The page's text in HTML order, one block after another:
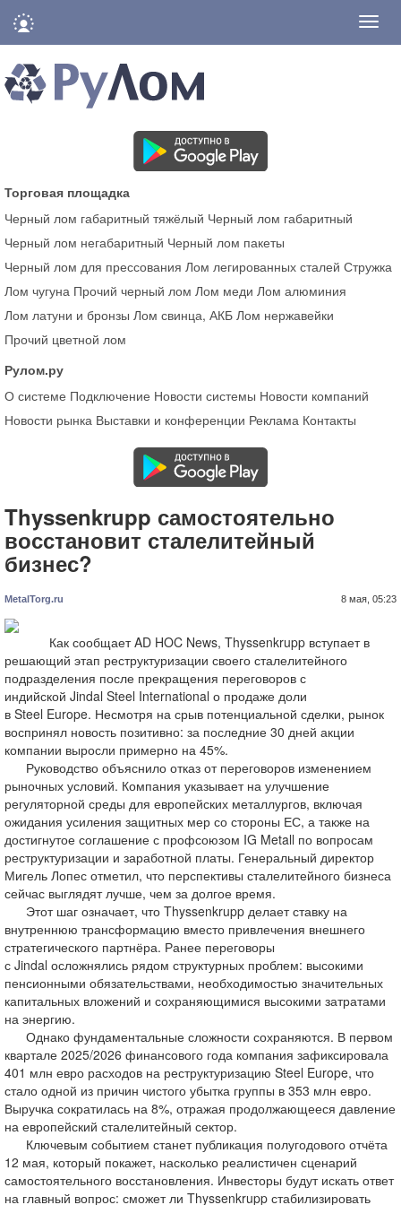
Торговая площадка
Черный лом габаритный тяжёлый Черный лом габаритный
Черный лом негабаритный Черный лом пакеты
Черный лом для прессования Лом легированных сталей Стружка
Лом чугуна Прочий черный лом Лом меди Лом алюминия
Лом латуни и бронзы Лом свинца, АКБ Лом нержавейки
Прочий цветной лом
Рулом.ру
О системе Подключение Новости системы Новости компаний
Новости рынка Выставки и конференции Реклама Контакты
Thyssenkrupp самостоятельно
восстановит сталелитейный
бизнес?
MetalTorg.ru 8 мая, 05:23
Как сообщает AD HOC News, Thyssenkrupp вступает в
решающий этап реструктуризации своего сталелитейного
подразделения после прекращения переговоров с
индийской Jindal Steel International о продаже доли
в Steel Europe. Несмотря на срыв потенциальной сделки, рынок
воспринял новость позитивно: за последние 30 дней акции
компании выросли примерно на 45%.
Руководство объяснило отказ от переговоров изменением
рыночных условий. Компания указывает на улучшение
регуляторной среды для европейских металлургов, включая
ожидания усиления защитных мер со стороны ЕС, а также на
достигнутое соглашение с профсоюзом IG Metall по вопросам
реструктуризации и заработной платы. Генеральный директор
Мигель Лопес отметил, что перспективы сталелитейного бизнеса
сейчас выглядят лучше, чем за долгое время.
Этот шаг означает, что Thyssenkrupp делает ставку на
внутреннюю трансформацию вместо привлечения внешнего
стратегического партнёра. Ранее переговоры
с Jindal осложнялись рядом структурных проблем: высокими
пенсионными обязательствами, необходимостью значительных
капитальных вложений и сохраняющимися высокими затратами
на энергию.
Однако фундаментальные сложности сохраняются. В первом
квартале 2025/2026 финансового года компания зафиксировала
401 млн евро расходов на реструктуризацию Steel Europe, что
стало одной из причин чистого убытка группы в 353 млн евро.
Выручка сократилась на 8%, отражая продолжающееся давление
на европейский сталелитейный сектор.
Ключевым событием станет публикация полугодового отчёта
12 мая, который покажет, насколько реалистичен сценарий
самостоятельного восстановления. Инвесторы будут искать ответ
на главный вопрос: сможет ли Thyssenkrupp стабилизировать